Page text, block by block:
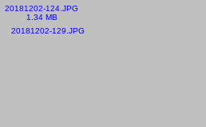
20181202-124.JPG
1.34 MB